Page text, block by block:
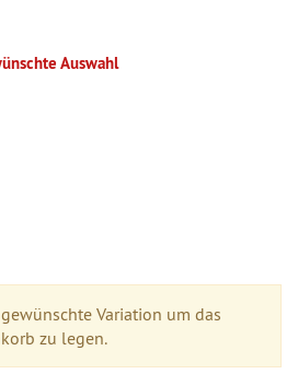
Auswahl
Variation um das
zu legen.